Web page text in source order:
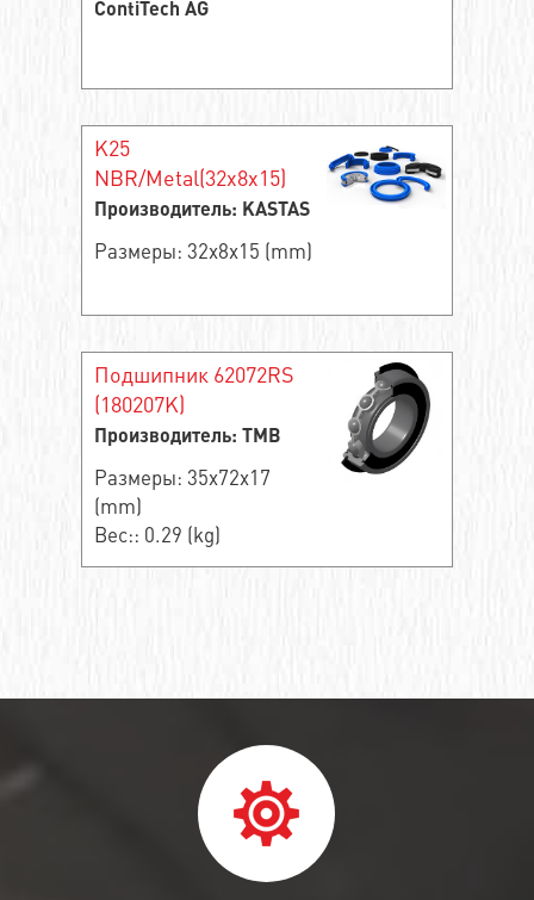
ContiTech AG
K25
NBR/Metal(32x8x15)
Производитель: KASTAS
Размеры: 32x8x15 (mm)
Подшипник 62072RS
(180207K)
Производитель: TMB
Размеры: 35x72x17
(mm)
Вес:: 0.29 (kg)